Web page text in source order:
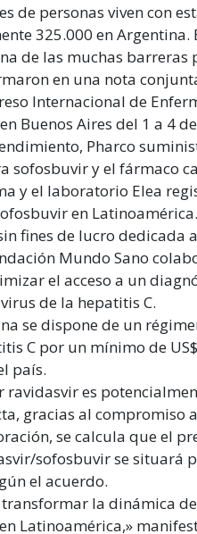
de personas viven con
325.000 en Argentina.
de las muchas barreras
en una nota
Internacional de
Buenos Aires del 1 a 4
Pharco
sofosbuvir y el fármaco
y el laboratorio Elea
en Latinoamérica.
fines de lucro dedicada
Mundo Sano
el acceso a un
de la hepatitis C.
se dispone de un
C por un mínimo de
país.
ravidasvir es
gracias al compromiso
se calcula que el
sofosbuvir se situará
el acuerdo.
la dinámica
Latinoamérica,»